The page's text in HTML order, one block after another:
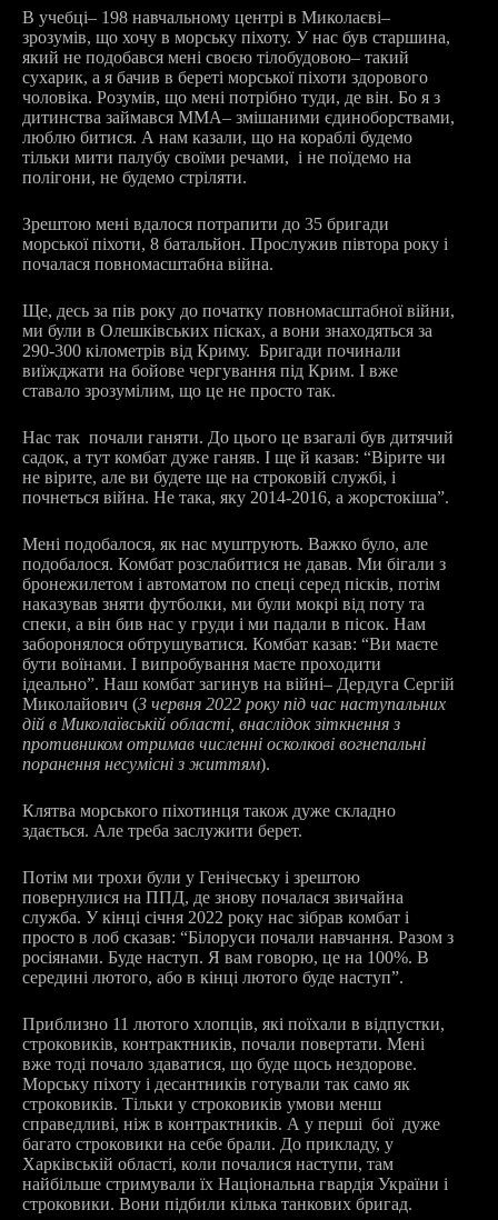
В учебці– 198 навчальному центрі в Миколаєві–
зрозумів, що хочу в морську піхоту. У нас був старшина,
який не подобався мені своєю тілобудовою– такий
сухарик, а я бачив в береті морської піхоти здорового
чоловіка. Розумів, що мені потрібно туди, де він. Бо я з
дитинства займався ММА– змішаними єдиноборствами,
люблю битися. А нам казали, що на кораблі будемо
тільки мити палубу своїми речами, і не поїдемо на
полігони, не будемо стріляти.
Зрештою мені вдалося потрапити до 35 бригади
морської піхоти, 8 батальйон. Прослужив півтора року і
почалася повномасштабна війна.
Ще, десь за пів року до початку повномасштабної війни,
ми були в Олешківських пісках, а вони знаходяться за
290-300 кілометрів від Криму. Бригади починали
виїжджати на бойове чергування під Крим. І вже
ставало зрозумілим, що це не просто так.
Нас так почали ганяти. До цього це взагалі був дитячий
садок, а тут комбат дуже ганяв. І ще й казав: “Вірите чи
не вірите, але ви будете ще на строковій службі, і
почнеться війна. Не така, яку 2014-2016, а жорстокіша”.
Мені подобалося, як нас муштрують. Важко було, але
подобалося. Комбат розслабитися не давав. Ми бігали з
бронежилетом і автоматом по спеці серед пісків, потім
наказував зняти футболки, ми були мокрі від поту та
спеки, а він бив нас у груди і ми падали в пісок. Нам
заборонялося обтрушуватися. Комбат казав: “Ви маєте
бути воїнами. І випробування маєте проходити
ідеально”. Наш комбат загинув на війні– Дердуга Сергій
Миколайович (3 червня 2022 року під час наступальних
дій в Миколаївській області, внаслідок зіткнення з
противником отримав численні осколкові вогнепальні
поранення несумісні з життям).
Клятва морського піхотинця також дуже складно
здається. Але треба заслужити берет.
Потім ми трохи були у Генічеську і зрештою
повернулися на ППД, де знову почалася звичайна
служба. У кінці січня 2022 року нас зібрав комбат і
просто в лоб сказав: “Білоруси почали навчання. Разом з
росіянами. Буде наступ. Я вам говорю, це на 100%. В
середині лютого, або в кінці лютого буде наступ”.
Приблизно 11 лютого хлопців, які поїхали в відпустки,
строковиків, контрактників, почали повертати. Мені
вже тоді почало здаватися, що буде щось нездорове.
Морську піхоту і десантників готували так само як
строковиків. Тільки у строковиків умови менш
справедливі, ніж в контрактників. А у перші бої дуже
багато строковики на себе брали. До прикладу, у
Харківській області, коли почалися наступи, там
найбільше стримували їх Національна гвардія України і
строковики. Вони підбили кілька танкових бригад.